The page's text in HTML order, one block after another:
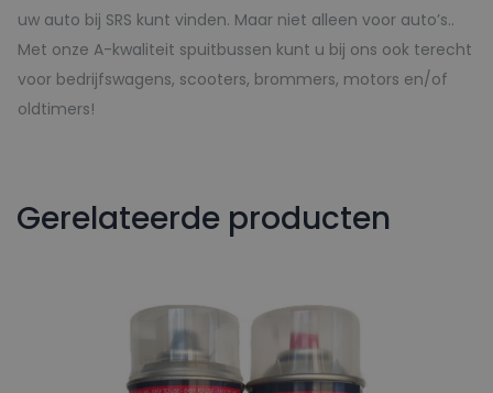
uw auto bij SRS kunt vinden. Maar niet alleen voor auto’s..
Met onze A-kwaliteit spuitbussen kunt u bij ons ook terecht
voor bedrijfswagens, scooters, brommers, motors en/of
oldtimers!
Gerelateerde producten